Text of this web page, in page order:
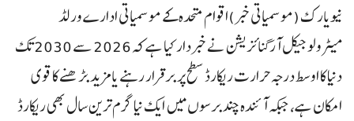
نیویارک (موسمیاتی خبر)اقوام متحدہ کے موسمیاتی ادارے ورلڈ
میٹرولوجیکل آرگنائزیشن نے خبردار کیا ہے کہ 2026 سے 2030 تک
دنیا کا اوسط درجہ حرارت ریکارڈ سطح پر برقرار رہنے یا مزید بڑھنے کا قوی
امکان ہے، جبکہ آئندہ چند برسوں میں ایک نیا گرم ترین سال بھی ریکارڈ